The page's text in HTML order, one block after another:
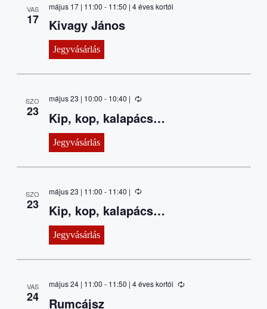
VAS
17
Jegyvásárlás
május 17 | 11:00 - 11:50 | 4 éves kortól
Kivagy János
SZO
23
Jegyvásárlás
május 23 | 10:00 - 10:40 |
Kip, kop, kalapács…
SZO
23
Jegyvásárlás
május 23 | 11:00 - 11:40 |
Kip, kop, kalapács…
VAS
24
május 24 | 11:00 - 11:50 | 4 éves kortól
Rumcájsz